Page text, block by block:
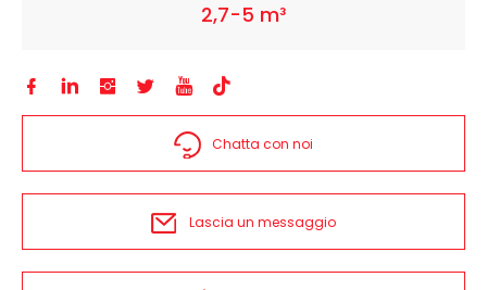
2,7-5 m³
     
Chatta con noi
Lascia un messaggio